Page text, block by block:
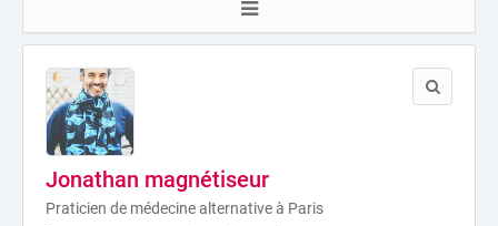
Jonathan magnétiseur
Praticien de médecine alternative à Paris